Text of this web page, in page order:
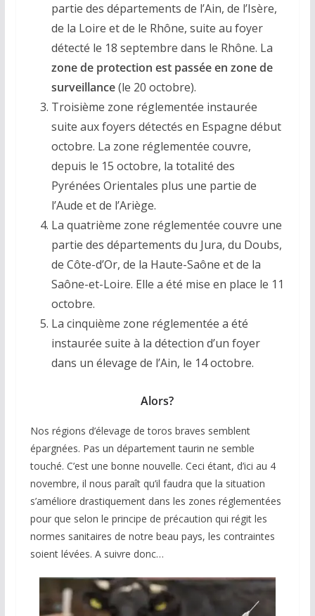
partie des départements de l’Ain, de l’Isère,
de la Loire et de le Rhône, suite au foyer
détecté le 18 septembre dans le Rhône. La
zone de protection est passée en zone de
surveillance(le 20 octobre).
Troisième zone réglementée instaurée
suite aux foyers détectés en Espagne début
octobre. La zone réglementée couvre,
depuis le 15 octobre, la totalité des
Pyrénées Orientales plus une partie de
l’Aude et de l’Ariège.
La quatrième zone réglementée couvre une
partie des départements du Jura, du Doubs,
de Côte-d’Or, de la Haute-Saône et de la
Saône-et-Loire. Elle a été mise en place le 11
octobre.
La cinquième zone réglementée a été
instaurée suite à la détection d’un foyer
dans un élevage de l’Ain, le 14 octobre.
Alors?
Nos régions d’élevage de toros braves semblent
épargnées. Pas un département taurin ne semble
touché. C’est une bonne nouvelle. Ceci étant, d’ici au 4
novembre, il nous paraît qu’il faudra que la situation
s’améliore drastiquement dans les zones réglementées
pour que selon le principe de précaution qui régit les
normes sanitaires de notre beau pays, les contraintes
soient lévées. A suivre donc…